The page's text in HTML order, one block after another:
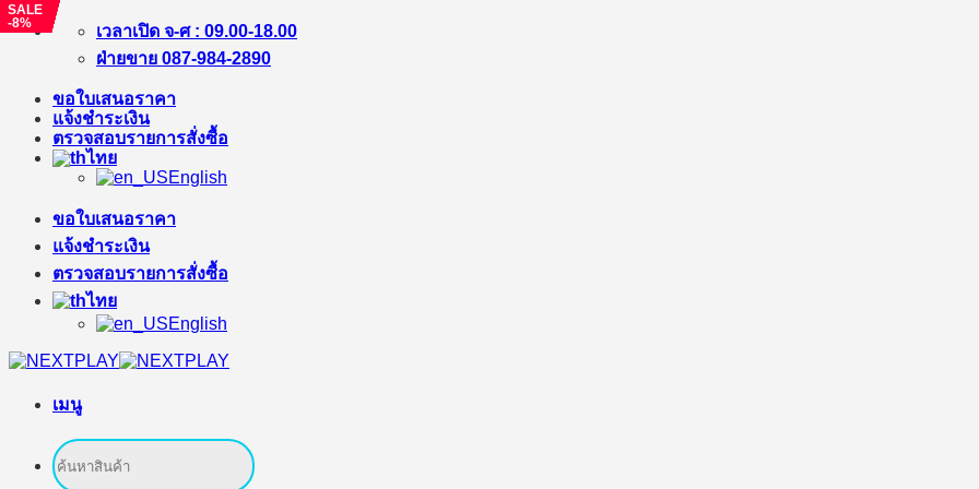
ข้าม
เนื้อหา
เวลาเปิด จ-ศ : 09.00-18.00
ฝ่ายขาย 087-984-2890
ขอใบเสนอราคา
แจ้งชำระเงิน
ตรวจสอบรายการสั่งซื้อ
ไทย
English
ขอใบเสนอราคา
แจ้งชำระเงิน
ตรวจสอบรายการสั่งซื้อ
ไทย
English
เมนู
ค้นหา:
SALE
-20%
SALE
-11%
SALE
-17%
SALE
-12%
SALE
-9%
SALE
-7%
SALE
-24%
SALE
-20%
SALE
-11%
SALE
-8%
SALE
-6%
SALE
-23%
SALE
-5%
SALE
-6%